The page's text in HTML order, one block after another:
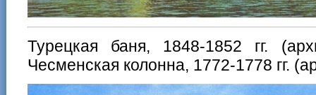
Турецкая баня, 1848-1852 гг.
Чесменская колонна, 1772-1778 гг.